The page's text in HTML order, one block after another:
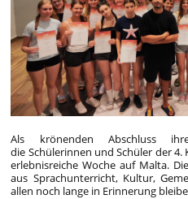
Als krönenden Abschluss
die Schülerinnen und Schüler der
erlebnisreiche Woche auf Malta.
aus Sprachunterricht, Kultur,
allen noch lange in Erinnerung